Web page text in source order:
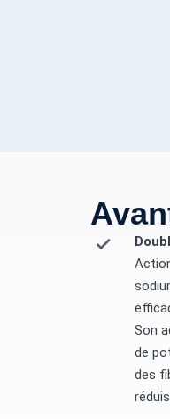
Son
de
des